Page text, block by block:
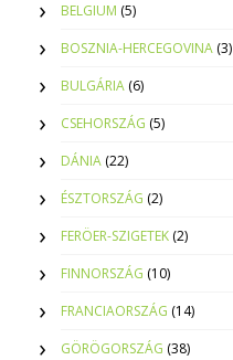
BELGIUM (5)
BOSZNIA-HERCEGOVINA (3)
BULGÁRIA (6)
CSEHORSZÁG (5)
DÁNIA (22)
ÉSZTORSZÁG (2)
FERÖER-SZIGETEK (2)
FINNORSZÁG (10)
FRANCIAORSZÁG (14)
GÖRÖGORSZÁG (38)